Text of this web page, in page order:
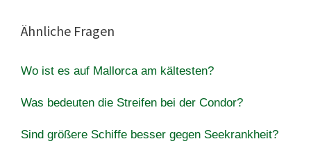
Ähnliche Fragen
Wo ist es auf Mallorca am kältesten?
Was bedeuten die Streifen bei der Condor?
Sind größere Schiffe besser gegen Seekrankheit?